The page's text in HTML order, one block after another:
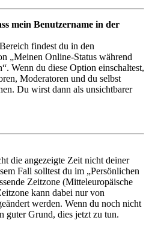
mein Benutzername in der
findest du in den
„Meinen Online-Status während
Wenn du diese Option einschaltest,
Moderatoren und du selbst
Du wirst dann als unsichtbarer
die angezeigte Zeit nicht deiner
Fall solltest du im „Persönlichen
Zeitzone (Mitteleuropäische
kann dabei nur von
werden. Wenn du noch nicht
guter Grund, dies jetzt zu tun.